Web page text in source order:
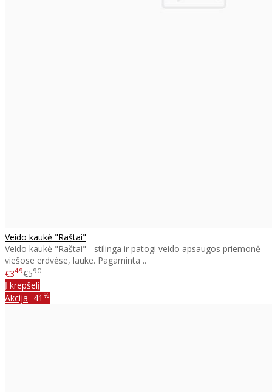
Veido kaukė "Raštai"
Veido kaukė "Raštai" - stilinga ir patogi veido apsaugos priemonė
viešose erdvėse, lauke. Pagaminta ..
€349€590
Į krepšelį
Akcija -41 %